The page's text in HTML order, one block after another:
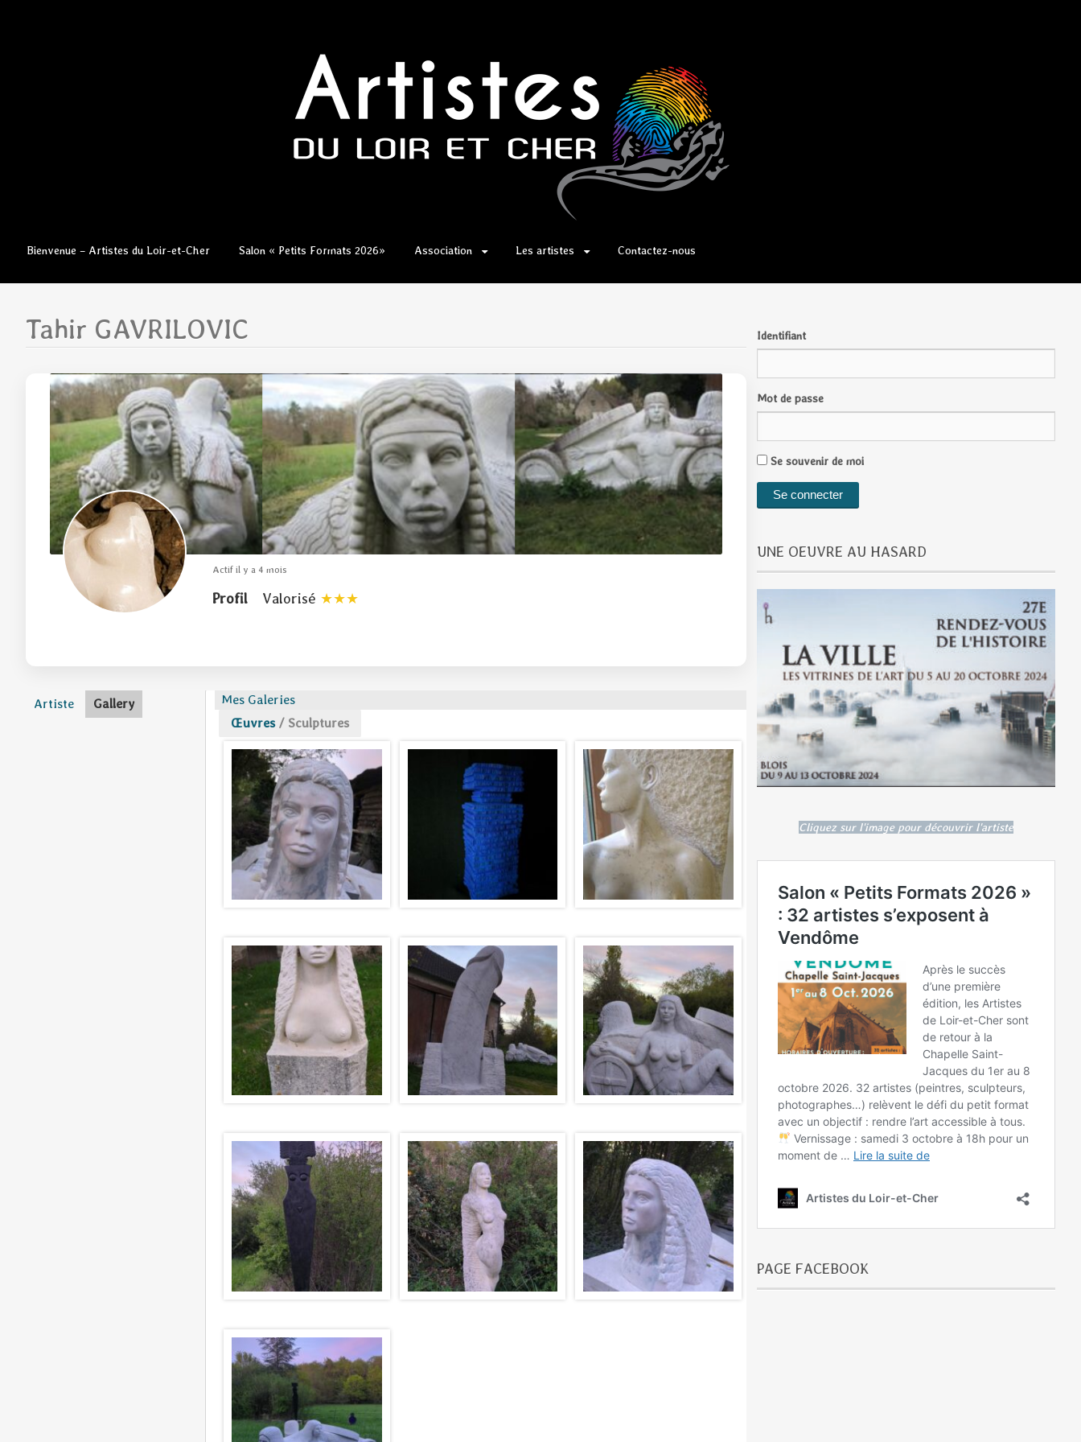
Aller
contenu
Bienvenue – Artistes du Loir-et-Cher Salon « Petits Formats 2026» Association Les artistes Contactez-nous
Tahir GAVRILOVIC
Actif il y a 4 mois
Profil Valorisé
Artiste Gallery
Mes Galeries
Œuvres / Sculptures
Identifiant
Mot de passe
Se souvenir de moi
UNE OEUVRE AU HASARD
Cliquez sur l'image pour découvrir l'artiste
PAGE FACEBOOK